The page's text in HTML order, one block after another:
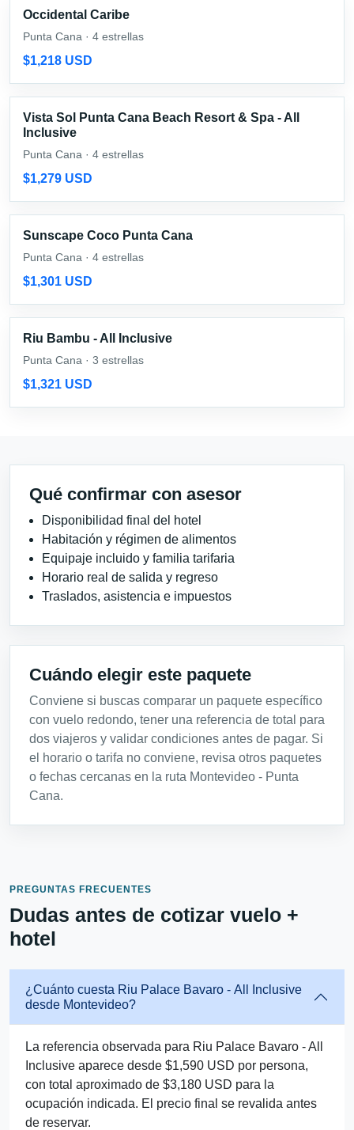
Occidental Caribe
Punta Cana · 4 estrellas
$1,218 USD
Vista Sol Punta Cana Beach Resort & Spa - All
Inclusive
Punta Cana · 4 estrellas
$1,279 USD
Sunscape Coco Punta Cana
Punta Cana · 4 estrellas
$1,301 USD
Riu Bambu - All Inclusive
Punta Cana · 3 estrellas
$1,321 USD
Qué confirmar con asesor
Disponibilidad final del hotel
Habitación y régimen de alimentos
Equipaje incluido y familia tarifaria
Horario real de salida y regreso
Traslados, asistencia e impuestos
Cuándo elegir este paquete
Conviene si buscas comparar un paquete específico
con vuelo redondo, tener una referencia de total para
dos viajeros y validar condiciones antes de pagar. Si
el horario o tarifa no conviene, revisa otros paquetes
o fechas cercanas en la ruta Montevideo - Punta
Cana.
PREGUNTAS FRECUENTES
Dudas antes de cotizar vuelo +
hotel
¿Cuánto cuesta Riu Palace Bavaro - All Inclusive
desde Montevideo?
La referencia observada para Riu Palace Bavaro - All
Inclusive aparece desde $1,590 USD por persona,
con total aproximado de $3,180 USD para la
ocupación indicada. El precio final se revalida antes
de reservar.